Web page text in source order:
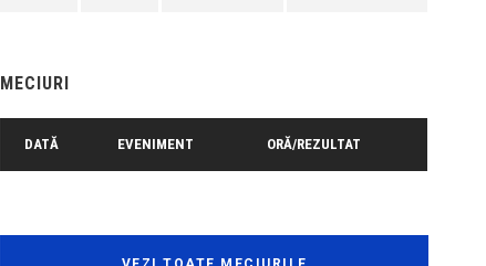
MECIURI
DATĂ EVENIMENT ORĂ/REZULTAT